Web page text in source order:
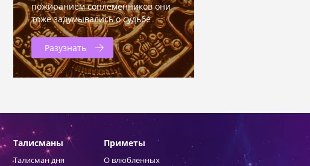
пожиранием соплеменников они
тоже задумывались о судьбе
Разузнать
Талисманы
Талисман дня
Приметы
О влюбленных